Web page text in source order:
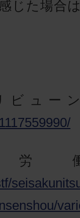
じた場合
ビュー
労